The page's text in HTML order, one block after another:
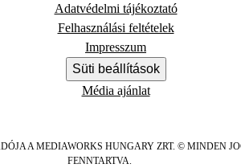
Adatvédelmi tájékoztató
Felhasználási feltételek
Impresszum
Süti beállítások
Média ajánlat
A MEDIAWORKS HUNGARY ZRT. © MINDEN
FENNTARTVA.